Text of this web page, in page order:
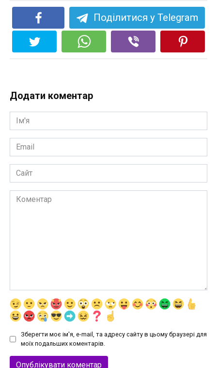
Поділитися у Telegram
Додати коментар
Ім'я
*
Email
*
Сайт
Коментар
Зберегти моє ім'я, e-mail, та адресу сайту в цьому браузері для
моїх подальших коментарів.